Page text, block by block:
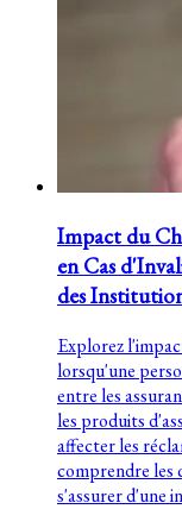
Impact du
en Cas
des
Explorez
lorsqu'une
entre les
les produits
affecter les
comprendre les
s'assurer d'une